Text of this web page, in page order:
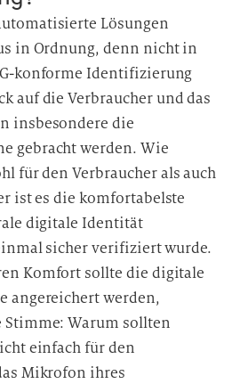
Lösungen
in Ordnung, denn nicht in
konforme Identifizierung
auf die Verbraucher und das
insbesondere die
gebracht werden. Wie
für den Verbraucher als auch
ist es die komfortabelste
digitale Identität
sicher verifiziert wurde.
Komfort sollte die digitale
angereichert werden,
Warum sollten
einfach für den
Mikrofon ihres